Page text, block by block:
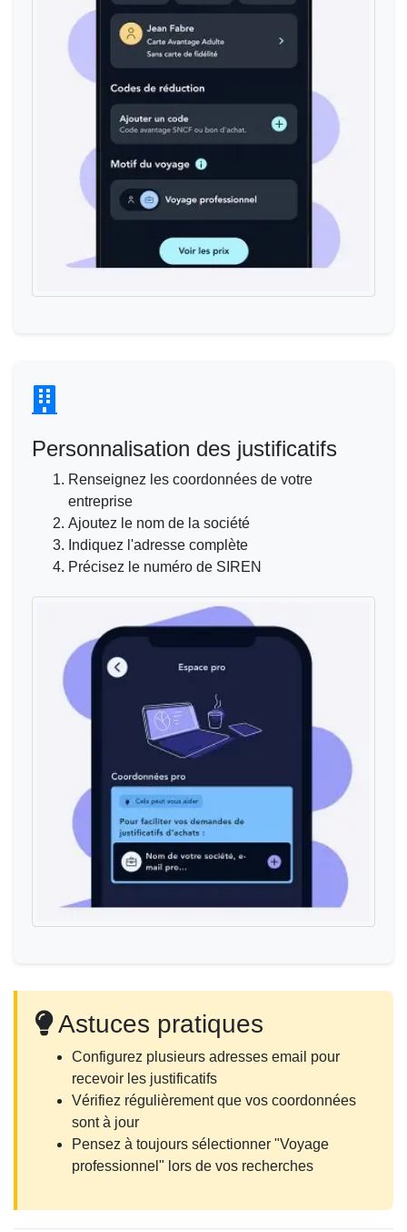
Personnalisation des justificatifs
Renseignez les coordonnées de votre
entreprise
Ajoutez le nom de la société
Indiquez l'adresse complète
Précisez le numéro de SIREN
Astuces pratiques
Configurez plusieurs adresses email pour
recevoir les justificatifs
Vérifiez régulièrement que vos coordonnées
sont à jour
Pensez à toujours sélectionner "Voyage
professionnel" lors de vos recherches